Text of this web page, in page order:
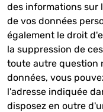
des informations sur
de vos données
également le droit
la suppression de
toute autre question
données, vous
l'adresse indiquée
disposez en outre